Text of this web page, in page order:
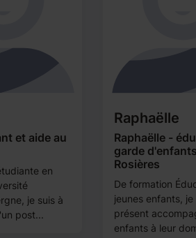
et aide au
en
je suis à
post...
Raphaëlle
Raphaëlle -
garde
Rosières
De formation
jeunes enfants,
présent
enfants à leur